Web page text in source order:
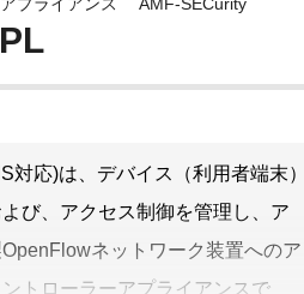
ネットワーク管理
システム構成アシスト
ウェア
対応)は、デバイス（利用者端末）
び、アクセス制御を管理し、ア
ネットワーク装置へのア
トローラーアプライアンスで